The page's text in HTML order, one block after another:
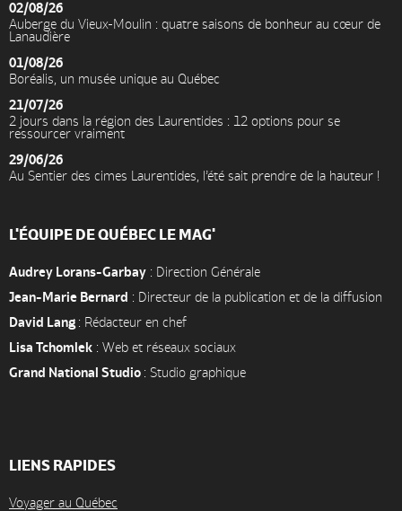
02/08/26
Auberge du Vieux-Moulin : quatre saisons de bonheur au cœur de
Lanaudière
01/08/26
Boréalis, un musée unique au Québec
21/07/26
2 jours dans la région des Laurentides : 12 options pour se
ressourcer vraiment
29/06/26
Au Sentier des cimes Laurentides, l’été sait prendre de la hauteur !
L'ÉQUIPE DE QUÉBEC LE MAG'
Audrey Lorans-Garbay : Direction Générale
Jean-Marie Bernard : Directeur de la publication et de la diffusion
David Lang : Rédacteur en chef
Lisa Tchomlek : Web et réseaux sociaux
Grand National Studio : Studio graphique
LIENS RAPIDES
Voyager au Québec